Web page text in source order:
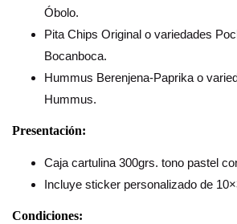
Óbolo.
Pita Chips Original o variedades
Bocanboca.
Hummus Berenjena-Paprika o
Hummus.
Presentación:
Caja cartulina 300grs. tono pastel
Incluye sticker personalizado de
Condiciones: